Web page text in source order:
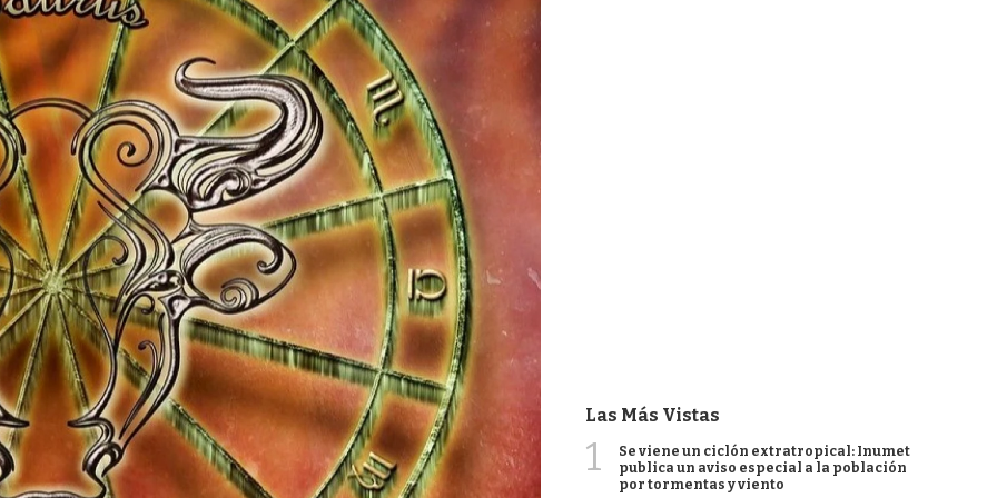
Las Más Vistas
1
Se viene un ciclón extratropical: Inumet
publica un aviso especial a la población
por tormentas y viento